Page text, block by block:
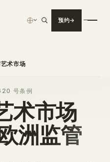
› 预约
术市场
号条例
术市场
洲监管